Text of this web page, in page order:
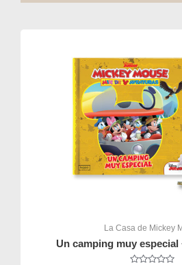
5
La Casa de Mickey
Un camping muy